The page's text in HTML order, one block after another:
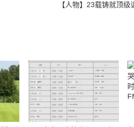
【人物】23载铸就顶